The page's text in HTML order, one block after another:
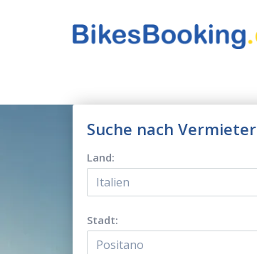
Suche nach Vermieter
Land:
Italien
Stadt:
Positano